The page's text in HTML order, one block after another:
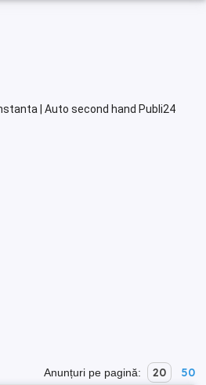
| Auto second hand Publi24
Anunțuri pe pagină: 20 50